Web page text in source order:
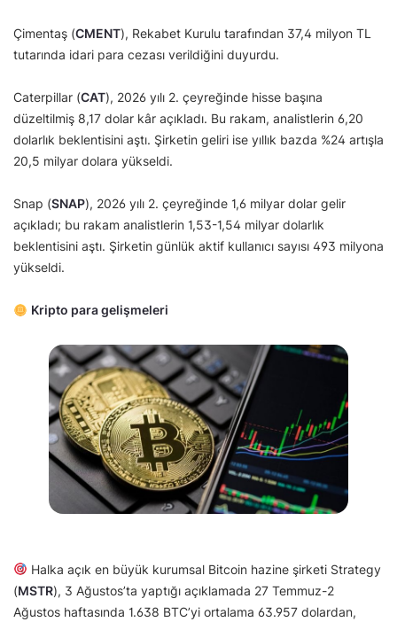
Çimentaş (CMENT), Rekabet Kurulu tarafından 37,4 milyon TL
tutarında idari para cezası verildiğini duyurdu.
Caterpillar (CAT), 2026 yılı 2. çeyreğinde hisse başına
düzeltilmiş 8,17 dolar kâr açıkladı. Bu rakam, analistlerin 6,20
dolarlık beklentisini aştı. Şirketin geliri ise yıllık bazda %24 artışla
20,5 milyar dolara yükseldi.
Snap (SNAP), 2026 yılı 2. çeyreğinde 1,6 milyar dolar gelir
açıkladı; bu rakam analistlerin 1,53-1,54 milyar dolarlık
beklentisini aştı. Şirketin günlük aktif kullanıcı sayısı 493 milyona
yükseldi.
Kripto para gelişmeleri
Halka açık en büyük kurumsal Bitcoin hazine şirketi Strategy
(MSTR), 3 Ağustos’ta yaptığı açıklamada 27 Temmuz-2
Ağustos haftasında 1.638 BTC’yi ortalama 63.957 dolardan,